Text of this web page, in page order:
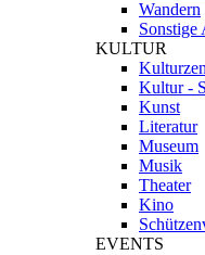
Wandern
Sonstige
KULTUR
Kultur -
Kunst
Literatur
Museum
Musik
Theater
Kino
EVENTS